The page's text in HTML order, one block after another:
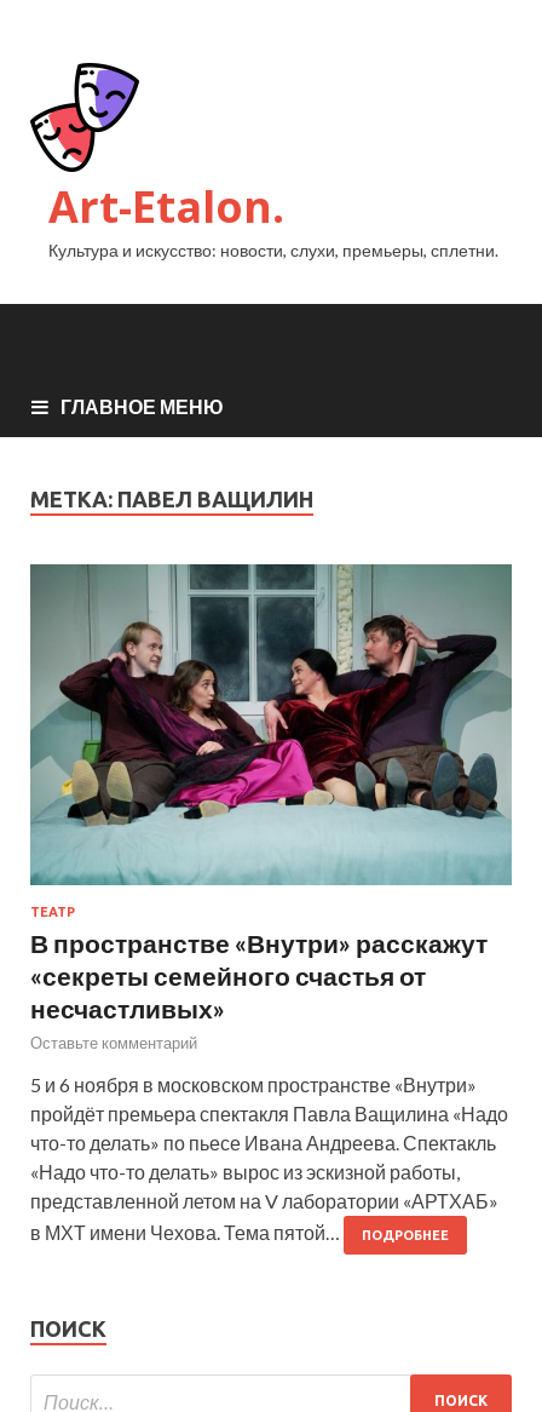
Art-Etalon.
Культура и искусство: новости, слухи, премьеры, сплетни.
ГЛАВНОЕ МЕНЮ
МЕТКА: ПАВЕЛ ВАЩИЛИН
ТЕАТР
В пространстве «Внутри» расскажут
«секреты семейного счастья от
несчастливых»
Оставьте комментарий
5 и 6 ноября в московском пространстве «Внутри»
пройдёт премьера спектакля Павла Ващилина «Надо
что-то делать» по пьесе Ивана Андреева. Спектакль
«Надо что-то делать» вырос из эскизной работы,
представленной летом на V лаборатории «АРТХАБ»
в МХТ имени Чехова. Тема пятой…
ПОДРОБНЕЕ
ПОИСК